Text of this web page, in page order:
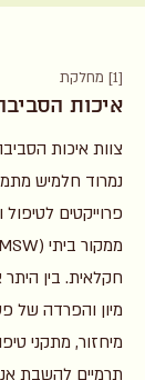
[1] מחלקת
איכות
צוות איכות
נמרוד חלמיש
פרוייקטים
חקלאית. בין היתר
מיון והפרדה של
מיחזור, מתקני
תרמיים להשבת